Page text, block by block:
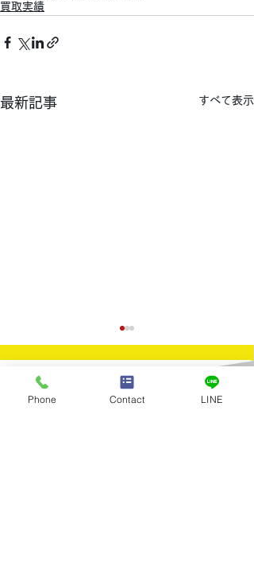
買取実績
最新記事 すべて表示
Contact
Phone Contact LINE